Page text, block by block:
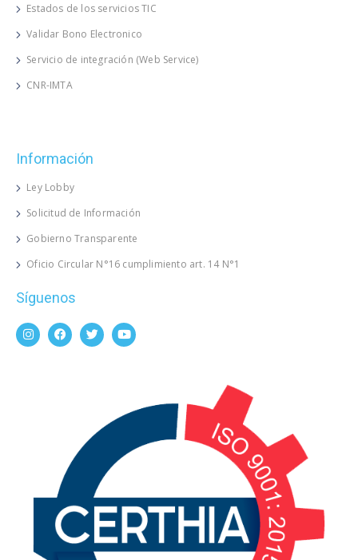
Estados de los servicios TIC
Validar Bono Electronico
Servicio de integración (Web Service)
CNR-IMTA
Información
Ley Lobby
Solicitud de Información
Gobierno Transparente
Oficio Circular N°16 cumplimiento art. 14 N°1
Síguenos